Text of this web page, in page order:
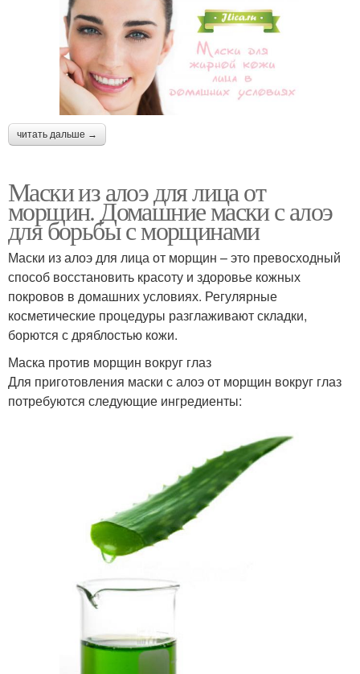
читать дальше →
Маски из алоэ для лица от
морщин. Домашние маски с алоэ
для борьбы с морщинами
Маски из алоэ для лица от морщин – это превосходный
способ восстановить красоту и здоровье кожных
покровов в домашних условиях. Регулярные
косметические процедуры разглаживают складки,
борются с дряблостью кожи.
Маска против морщин вокруг глаз
Для приготовления маски с алоэ от морщин вокруг глаз
потребуются следующие ингредиенты: